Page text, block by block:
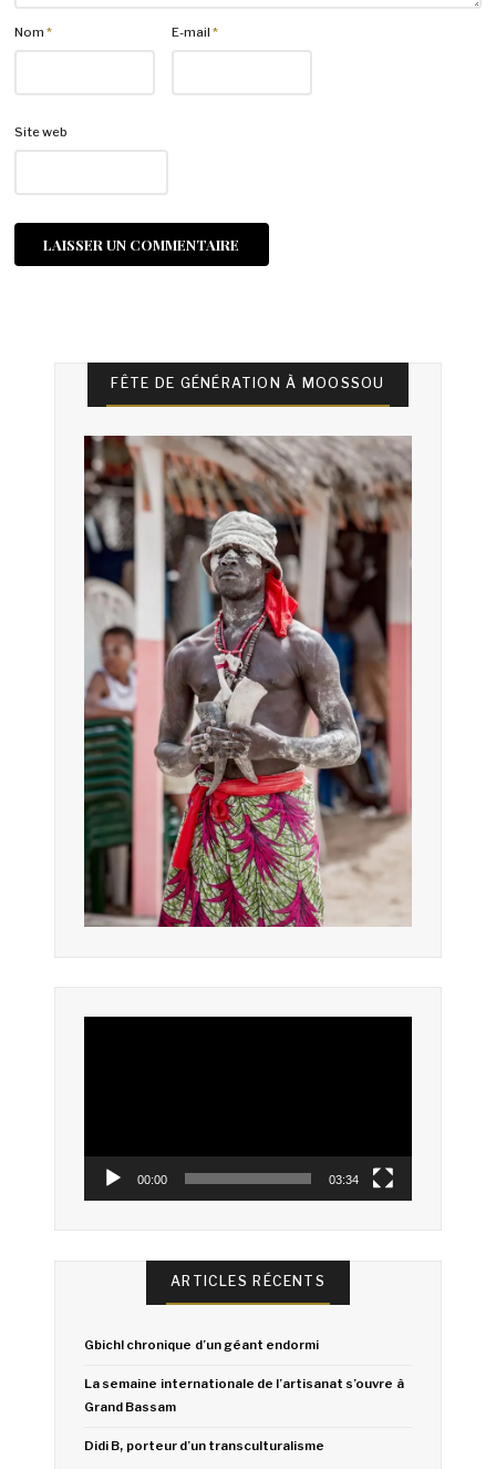
Nom* E-mail*
Site web
FÊTE DE GÉNÉRATION À MOOSSOU
00:00 03:34
ARTICLES RÉCENTS
Gbich! chronique d’un géant endormi
La semaine internationale de l’artisanat s’ouvre à
Grand Bassam
Didi B, porteur d’un transculturalisme